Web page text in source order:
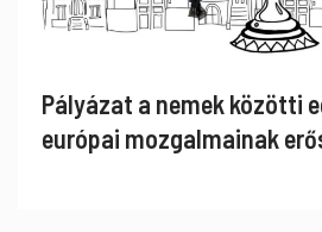
Pályázat a nemek közötti
európai mozgalmainak